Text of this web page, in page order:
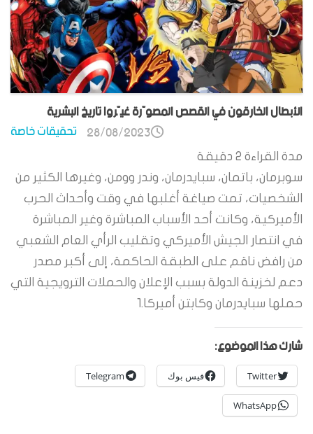
الأبطال الخارقون في القصص المصوّرة غيّروا تاريخ البشرية
تحقيقات خاصة 28/08/2023
مدة القراءة 2 دقيقة
سوبرمان، باتمان، سبايدرمان، وندر وومن، وغيرها الكثير من
الشخصيات، تمت صياغة أغلبها في وقت وأحداث الحرب
الأميركية، وكانت أحد الأسباب المباشرة وغير المباشرة
في انتصار الجيش الأميركي وتقليب الرأي العام الشعبي
من رافض ناقم على الطبقة الحاكمة، إلى أكبر مصدر
دعم لخزينة الدولة بسبب الإعلان والحملات الترويجية التي
حملها سبايدرمان وكابتن أميركا.1
شارك هذا الموضوع:
Twitter فيس بوك Telegram
WhatsApp